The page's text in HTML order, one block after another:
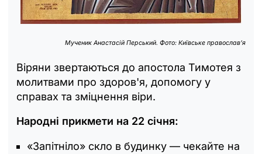
Мученик Анастасій Перський. Фото: Київське православʼя
Віряни звертаються до апостола Тимотея з
молитвами про здоров'я, допомогу у
справах та зміцнення віри.
Народні прикмети на 22 січня:
«Запітніло» скло в будинку — чекайте на